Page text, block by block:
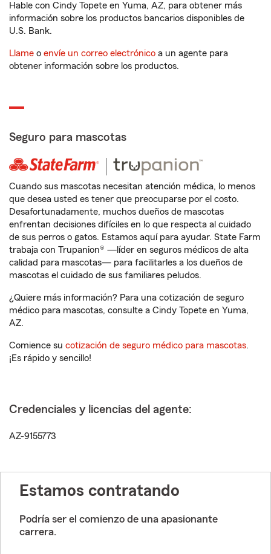
Hable con Cindy Topete en Yuma, AZ, para obtener más
información sobre los productos bancarios disponibles de
U.S. Bank.
Llame o envíe un correo electrónico a un agente para
obtener información sobre los productos.
Seguro para mascotas
Cuando sus mascotas necesitan atención médica, lo menos
que desea usted es tener que preocuparse por el costo.
Desafortunadamente, muchos dueños de mascotas
enfrentan decisiones difíciles en lo que respecta al cuidado
de sus perros o gatos. Estamos aquí para ayudar. State Farm
trabaja con Trupanion® —líder en seguros médicos de alta
calidad para mascotas— para facilitarles a los dueños de
mascotas el cuidado de sus familiares peludos.
¿Quiere más información? Para una cotización de seguro
médico para mascotas, consulte a Cindy Topete en Yuma,
AZ.
Comience su cotización de seguro médico para mascotas.
¡Es rápido y sencillo!
Credenciales y licencias del agente:
AZ-9155773
Estamos contratando
Podría ser el comienzo de una apasionante
carrera.